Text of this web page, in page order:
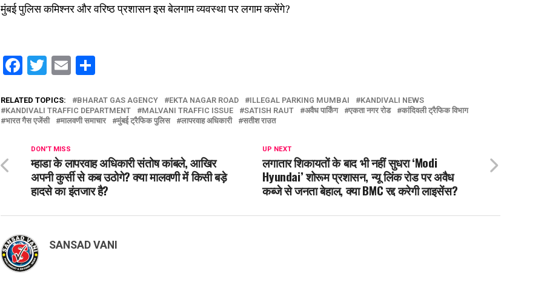
मुंबई पुलिस कमिश्नर और वरिष्ठ प्रशासन इस बेलगाम व्यवस्था पर लगाम कसेंगे?
Facebook
Twitter
Email
RELATED TOPICS: BHARAT GAS AGENCY EKTA NAGAR ROAD ILLEGAL PARKING MUMBAI
KANDIVALI NEWS
KANDIVALI TRAFFIC DEPARTMENT
MALVANI TRAFFIC ISSUE SATISH RAUT अवैध पार्किंग एकता नगर रोड
कांदिवली ट्रैफिक विभाग
भारत गैस एजेंसी
मालवणी समाचार मुंबई ट्रैफिक पुलिस लापरवाह अधिकारी सतीश राउत
UP NEXT
लगातार शिकायतों के बाद भी नहीं सुधरा ‘Modi
Hyundai’ शोरूम प्रशासन, न्यू लिंक रोड पर अवैध
कब्जे से जनता बेहाल, क्या BMC रद्द करेगी लाइसेंस?
DON'T MISS
म्हाडा के लापरवाह अधिकारी संतोष कांबले, आखिर
अपनी कुर्सी से कब उठोगे? क्या मालवणी में किसी बड़े
हादसे का इंतजार है?
SANSAD VANI